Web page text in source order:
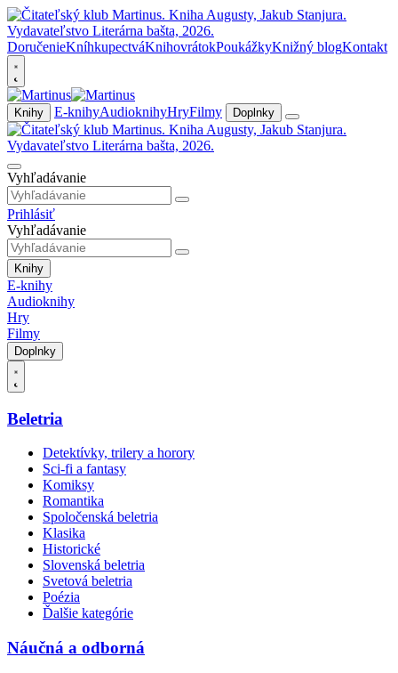
DoručenieKníhkupectváKnihovrátokPoukážkyKnižný blogKontakt
Knihy E-knihyAudioknihyHryFilmy Doplnky
Vyhľadávanie
Prihlásiť
Vyhľadávanie
Knihy
E-knihy
Audioknihy
Hry
Filmy
Doplnky
Beletria
Detektívky, trilery a horory
Sci-fi a fantasy
Komiksy
Romantika
Spoločenská beletria
Klasika
Historické
Slovenská beletria
Svetová beletria
Poézia
Ďalšie kategórie
Náučná a odborná